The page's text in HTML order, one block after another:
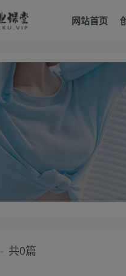
网站首页
共0篇